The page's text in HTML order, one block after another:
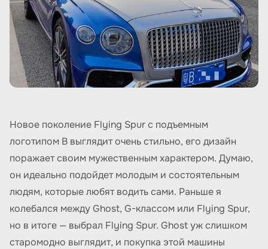
Новое поколение Flying Spur с подъемным
логотипом B выглядит очень стильно, его дизайн
поражает своим мужественным характером. Думаю,
он идеально подойдет молодым и состоятельным
людям, которые любят водить сами. Раньше я
колебался между Ghost, G-классом или Flying Spur,
но в итоге — выбрал Flying Spur. Ghost уж слишком
старомодно выглядит, и покупка этой машины